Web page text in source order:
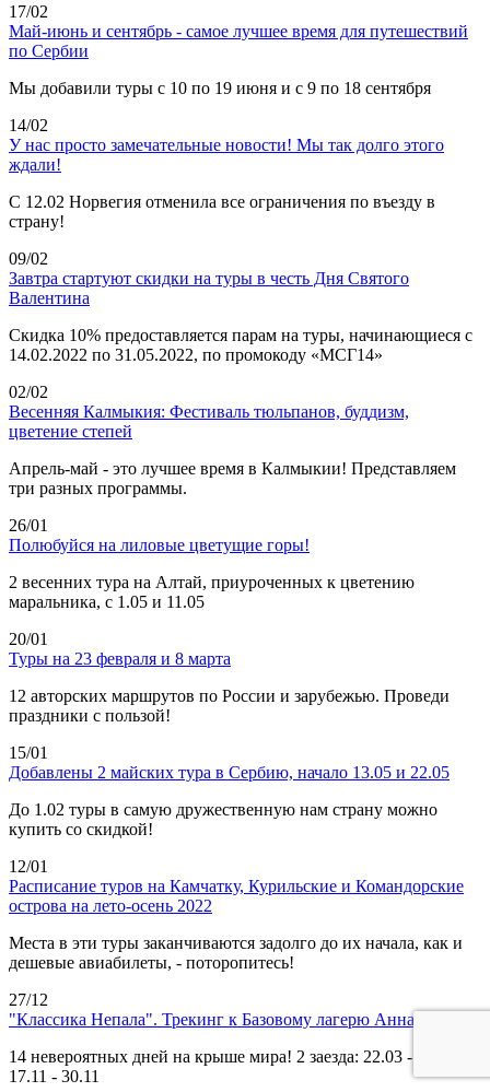
17/02
Май-июнь и сентябрь - самое лучшее время для путешествий
по Сербии
Мы добавили туры с 10 по 19 июня и с 9 по 18 сентября
14/02
У нас просто замечательные новости! Мы так долго этого
ждали!
С 12.02 Норвегия отменила все ограничения по въезду в
страну!
09/02
Завтра стартуют скидки на туры в честь Дня Святого
Валентина
Скидка 10% предоставляется парам на туры, начинающиеся с
14.02.2022 по 31.05.2022, по промокоду «МСГ14»
02/02
Весенняя Калмыкия: Фестиваль тюльпанов, буддизм,
цветение степей
Апрель-май - это лучшее время в Калмыкии! Представляем
три разных программы.
26/01
Полюбуйся на лиловые цветущие горы!
2 весенних тура на Алтай, приуроченных к цветению
маральника, с 1.05 и 11.05
20/01
Туры на 23 февраля и 8 марта
12 авторских маршрутов по России и зарубежью. Проведи
праздники с пользой!
15/01
Добавлены 2 майских тура в Сербию, начало 13.05 и 22.05
До 1.02 туры в самую дружественную нам страну можно
купить со скидкой!
12/01
Расписание туров на Камчатку, Курильские и Командорские
острова на лето-осень 2022
Места в эти туры заканчиваются задолго до их начала, как и
дешевые авиабилеты, - поторопитесь!
27/12
"Классика Непала". Трекинг к Базовому лагерю Аннапурны
14 невероятных дней на крыше мира! 2 заезда: 22.03 - 04.04 и
17.11 - 30.11